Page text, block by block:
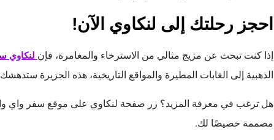
احجز رحلتك إلى لنكاوي الآن!
إذا كنت تبحث عن مزيج مثالي من الاسترخاء والمغامرة، فإن لنكاوي
الذهبية إلى الغابات المطيرة والمواقع التاريخية، هذه الجزيرة
هل ترغب في معرفة المزيد؟ زر صفحة لنكاوي على موقع سفر واي
مصممة خصيصًا لك.